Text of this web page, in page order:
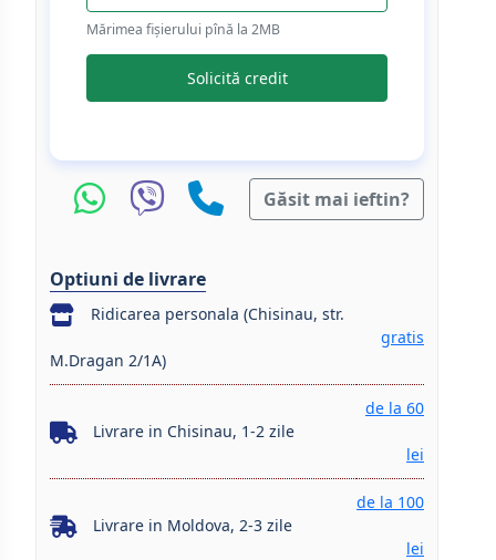
Mărimea fișierului pînă la 2МB
Solicită credit
Găsit mai ieftin?
Optiuni de livrare
Ridicarea personala (Chisinau, str.
M.Dragan 2/1A)
gratis
Livrare in Chisinau, 1-2 zile
de la 60
lei
Livrare in Moldova, 2-3 zile
de la 100
lei